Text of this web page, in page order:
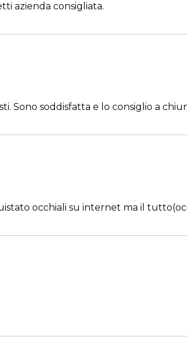
azienda consigliata.
Sono soddisfatta e lo consiglio a
occhiali su internet ma il